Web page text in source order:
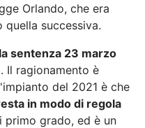
Orlando, che era
successiva.
sentenza 23 marzo
Il ragionamento è
del 2021 è che
in modo di regola
primo grado, ed è un